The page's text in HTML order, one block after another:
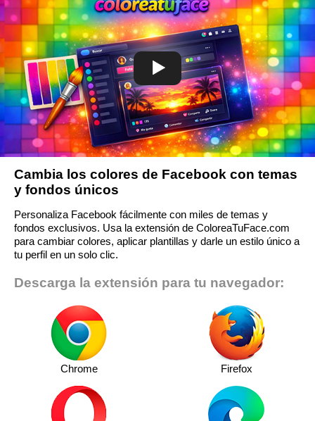
Cambia los colores de Facebook con temas
y fondos únicos
Personaliza Facebook fácilmente con miles de temas y
fondos exclusivos. Usa la extensión de ColoreaTuFace.com
para cambiar colores, aplicar plantillas y darle un estilo único a
tu perfil en un solo clic.
Descarga la extensión para tu navegador:
Chrome Firefox